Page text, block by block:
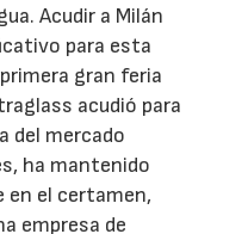
Acudir a Milán
para esta
gran feria
acudió para
del mercado
ha mantenido
en el certamen,
empresa de